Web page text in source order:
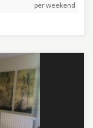
per weekend